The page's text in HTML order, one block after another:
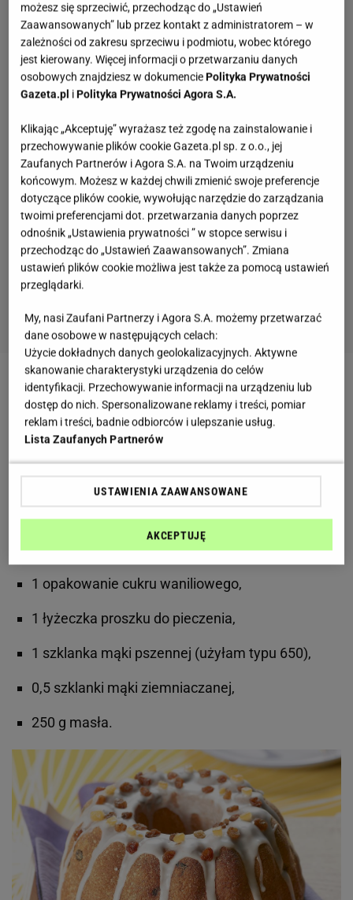
Zobacz wideo
Błyskawiczna babka na Wielkanoc
Składniki:
4 jajka,
1 szklanka cukru,
1 opakowanie cukru waniliowego,
1 łyżeczka proszku do pieczenia,
1 szklanka mąki pszennej (użyłam typu 650),
0,5 szklanki mąki ziemniaczanej,
250 g masła.
możesz się sprzeciwić, przechodząc do „Ustawień
Zaawansowanych” lub przez kontakt z administratorem – w
zależności od zakresu sprzeciwu i podmiotu, wobec którego
jest kierowany. Więcej informacji o przetwarzaniu danych
osobowych znajdziesz w dokumencie Polityka Prywatności
Gazeta.pl i Polityka Prywatności Agora S.A.
Klikając „Akceptuję” wyrażasz też zgodę na zainstalowanie i
przechowywanie plików cookie Gazeta.pl sp. z o.o., jej
Zaufanych Partnerów i Agora S.A. na Twoim urządzeniu
końcowym. Możesz w każdej chwili zmienić swoje preferencje
dotyczące plików cookie, wywołując narzędzie do zarządzania
twoimi preferencjami dot. przetwarzania danych poprzez
odnośnik „Ustawienia prywatności ” w stopce serwisu i
przechodząc do „Ustawień Zaawansowanych”. Zmiana
ustawień plików cookie możliwa jest także za pomocą ustawień
przeglądarki.
My, nasi Zaufani Partnerzy i Agora S.A. możemy przetwarzać
dane osobowe w następujących celach:
Użycie dokładnych danych geolokalizacyjnych. Aktywne
skanowanie charakterystyki urządzenia do celów
identyfikacji. Przechowywanie informacji na urządzeniu lub
dostęp do nich. Spersonalizowane reklamy i treści, pomiar
reklam i treści, badnie odbiorców i ulepszanie usług.
Lista Zaufanych Partnerów
USTAWIENIA ZAAWANSOWANE
AKCEPTUJĘ